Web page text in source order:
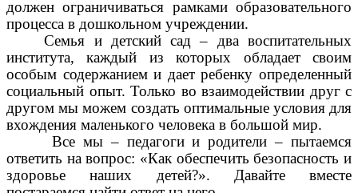
должен ограничиваться рамками образовательного
процесса в дошкольном учреждении.
Семья и детский сад – два воспитательных
института, каждый из которых обладает своим
особым содержанием и дает ребенку определенный
социальный опыт. Только во взаимодействии друг с
другом мы можем создать оптимальные условия для
вхождения маленького человека в большой мир.
Все мы – педагоги и родители – пытаемся
ответить на вопрос: «Как обеспечить безопасность и
здоровье наших детей?». Давайте вместе